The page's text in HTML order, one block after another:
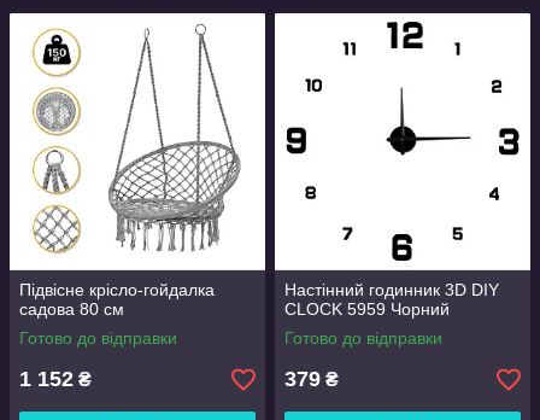
Підвісне крісло-гойдалка
садова 80 см
Готово до відправки
1 152 ₴
Настінний годинник 3D DIY
CLOCK 5959 Чорний
Готово до відправки
379 ₴